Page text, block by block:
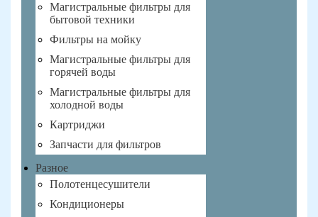
Магистральные фильтры для
бытовой техники
Фильтры на мойку
Магистральные фильтры для
горячей воды
Магистральные фильтры для
холодной воды
Картриджи
Запчасти для фильтров
Разное
Полотенцесушители
Кондиционеры